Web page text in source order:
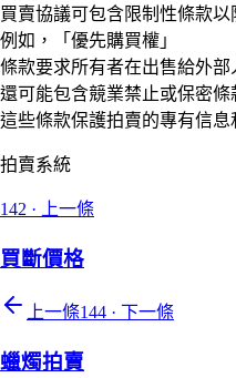
買賣協議可包含限制性條款
例如，「優先購買權」
條款要求所有者在出售給外
還可能包含競業禁止或保密條
這些條款保護拍賣的專有信
拍賣系統
142 · 上一條
買斷價格
上一條144 · 下一條
蠟燭拍賣